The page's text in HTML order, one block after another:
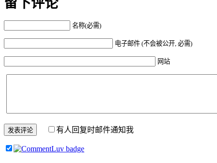
名称(必需)
电子邮件 (不会被公开, 必需)
网站
有人回复时邮件通知我